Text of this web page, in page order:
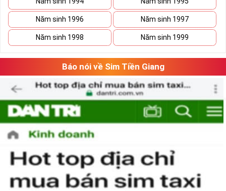
Năm sinh 1996 Năm sinh 1997
Năm sinh 1998 Năm sinh 1999
Báo nói về Sim Tiền Giang